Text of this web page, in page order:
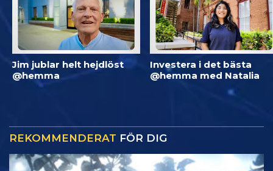
Jim jublar helt hejdlöst
@hemma
Investera i det bästa
@hemma med Natalia
REKOMMENDERAT FÖR DIG